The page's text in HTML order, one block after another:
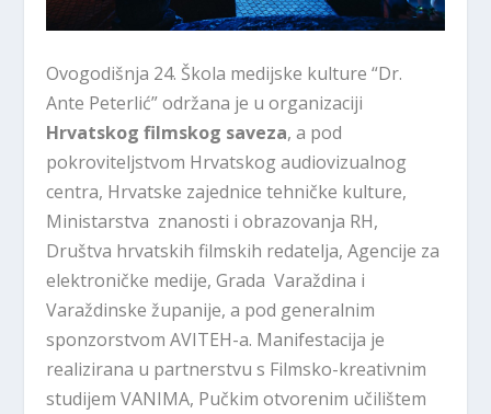
Ovogodišnja 24. Škola medijske kulture “Dr.
Ante Peterlić” održana je u organizaciji
Hrvatskog filmskog saveza, a pod
pokroviteljstvom Hrvatskog audiovizualnog
centra, Hrvatske zajednice tehničke kulture,
Ministarstva znanosti i obrazovanja RH,
Društva hrvatskih filmskih redatelja, Agencije za
elektroničke medije, Grada Varaždina i
Varaždinske županije, a pod generalnim
sponzorstvom AVITEH-a. Manifestacija je
realizirana u partnerstvu s Filmsko-kreativnim
studijem VANIMA, Pučkim otvorenim učilištem